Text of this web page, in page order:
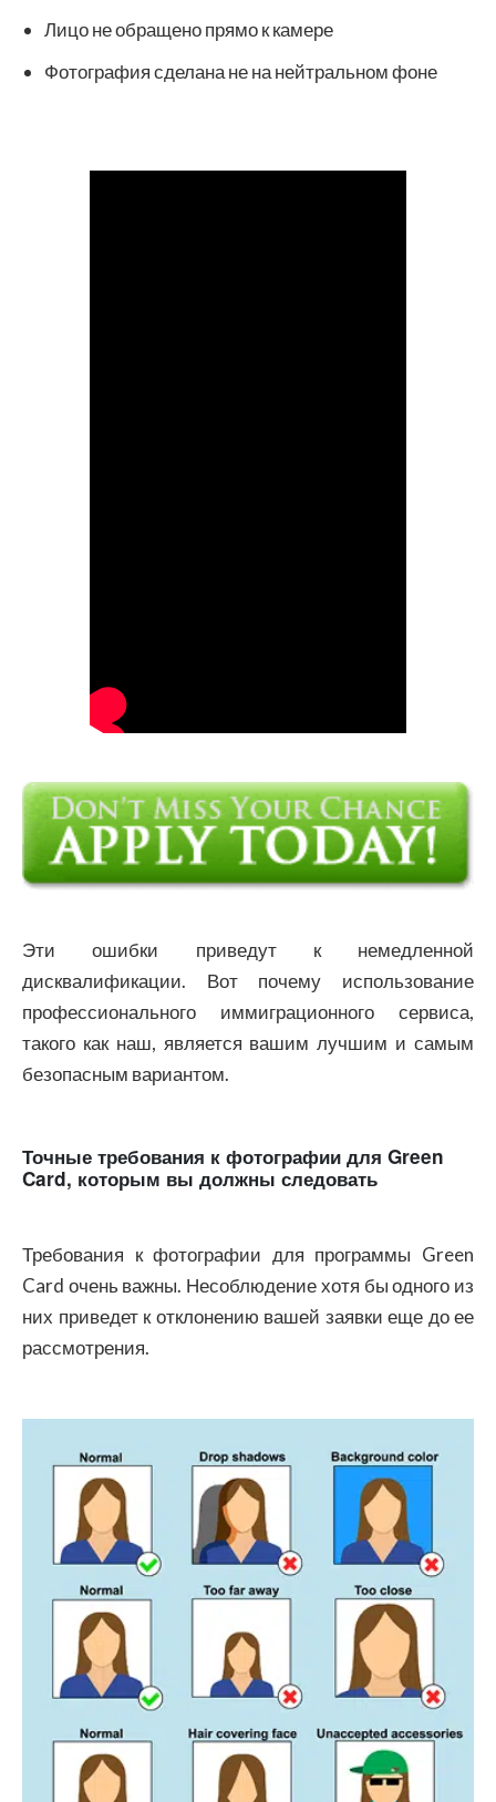
Лицо не обращено прямо к камере
Фотография сделана не на нейтральном фоне
Эти ошибки приведут к немедленной
дисквалификации. Вот почему использование
профессионального иммиграционного сервиса,
такого как наш, является вашим лучшим и самым
безопасным вариантом.
Точные требования к фотографии для Green
Card, которым вы должны следовать
Требования к фотографии для программы Green
Card очень важны. Несоблюдение хотя бы одного из
них приведет к отклонению вашей заявки еще до ее
рассмотрения.